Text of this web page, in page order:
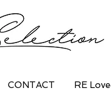
CONTACT RE